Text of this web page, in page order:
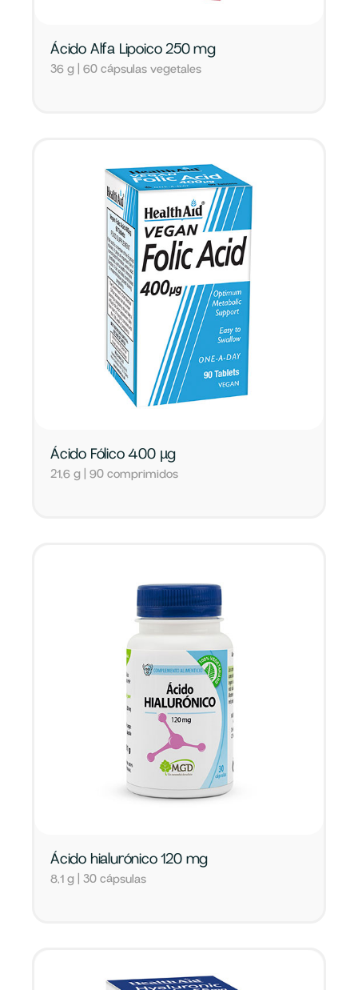
Ácido Alfa Lipoico 250 mg
36 g | 60 cápsulas vegetales
Ácido Fólico 400 µg
21,6 g | 90 comprimidos
Ácido hialurónico 120 mg
8,1 g | 30 cápsulas